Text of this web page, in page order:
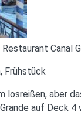
Canal
losreißen, aber
auf Deck